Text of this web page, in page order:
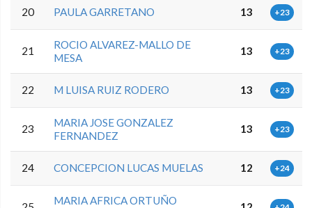
20 PAULA GARRETANO 13 +23
21
ROCIO ALVAREZ-MALLO DE
MESA
13 +23
22 M LUISA RUIZ RODERO 13 +23
23
MARIA JOSE GONZALEZ
FERNANDEZ
13 +23
24 CONCEPCION LUCAS MUELAS 12 +24
MARIA AFRICA ORTUÑO